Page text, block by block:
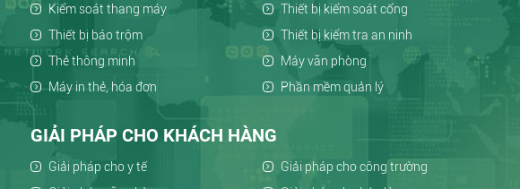
Kiểm soát thang máy
Thiết bị kiểm soát cổng
Thiết bị báo trộm
Thiết bị kiểm tra an ninh
Thẻ thông minh
Máy văn phòng
Máy in thẻ, hóa đơn
Phần mềm quản lý
GIẢI PHÁP CHO KHÁCH HÀNG
Giải pháp cho y tế
Giải pháp cho công trường